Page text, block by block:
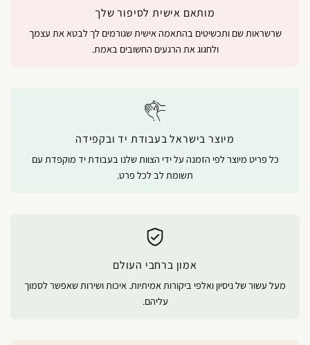
מותאם אישית לסיפור שלך
שרשראות שם ותכשיטים בהתאמה אישית שגורמים לך לבטא את עצמך
ולחגוג את הרגעים החשובים באמת.
מיוצר בישראל בעבודת יד ובקפידה
כל פריט מיוצר לפי הזמנה על ידי הצוות שלנו בעבודת יד מוקפדת עם
תשומת לב לכל פרט.
אמון ברחבי העולם
מעל עשור של ניסיון ואלפי ביקורות אמיתיות. איכות ושירות שאפשר לסמוך
עליהם.